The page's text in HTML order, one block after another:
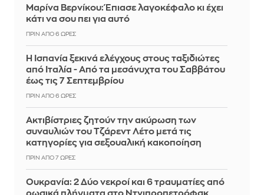
Μαρίνα Βερνίκου: Έπιασε λαγοκέφαλο κι έχει
κάτι να σου πει για αυτό
ΠΡΙΝ ΑΠΌ 6 ΏΡΕΣ
Η Ισπανία ξεκινά ελέγχους στους ταξιδιώτες
από Ιταλία - Από τα μεσάνυχτα του Σαββάτου
έως τις 7 Σεπτεμβρίου
ΠΡΙΝ ΑΠΌ 6 ΏΡΕΣ
Ακτιβίστριες ζητούν την ακύρωση των
συναυλιών του Τζάρεντ Λέτο μετά τις
κατηγορίες για σεξουαλική κακοποίηση
ΠΡΙΝ ΑΠΌ 7 ΏΡΕΣ
Ουκρανία: 2 Δύο νεκροί και 6 τραυματίες από